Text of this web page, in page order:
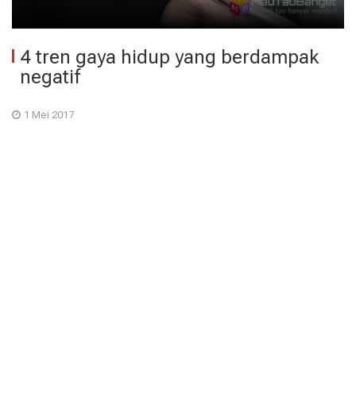
4 tren gaya hidup yang berdampak
negatif
1 Mei 2017